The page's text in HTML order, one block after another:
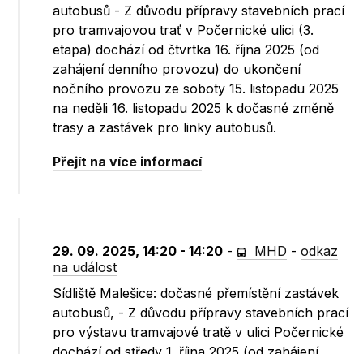
autobusů - Z důvodu přípravy stavebních prací
pro tramvajovou trať v Počernické ulici (3.
etapa) dochází od čtvrtka 16. října 2025 (od
zahájení denního provozu) do ukončení
nočního provozu ze soboty 15. listopadu 2025
na neděli 16. listopadu 2025 k dočasné změně
trasy a zastávek pro linky autobusů.
Přejít na více informací
29. 09. 2025, 14:20 - 14:20 - MHD -odkaz
na událost
Sídliště Malešice: dočasné přemístění zastávek
autobusů, - Z důvodu přípravy stavebních prací
pro výstavu tramvajové tratě v ulici Počernické